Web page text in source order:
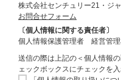
株式会社センチュリー21・ジ
お問合せフォーム
〔個人情報に関する責任者〕
個人情報保護管理者 経営管理
送信の際は上記の＜個人情報
ェックボックスにチェックを入